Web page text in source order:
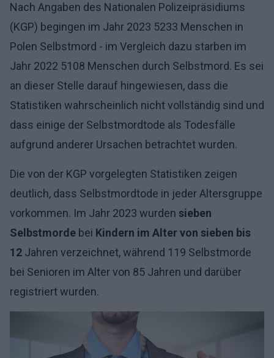
Nach Angaben des Nationalen Polizeipräsidiums
(KGP) begingen im Jahr 2023 5233 Menschen in
Polen Selbstmord - im Vergleich dazu starben im
Jahr 2022 5108 Menschen durch Selbstmord. Es sei
an dieser Stelle darauf hingewiesen, dass die
Statistiken wahrscheinlich nicht vollständig sind und
dass einige der Selbstmordtode als Todesfälle
aufgrund anderer Ursachen betrachtet wurden.
Die von der KGP vorgelegten Statistiken zeigen
deutlich, dass Selbstmordtode in jeder Altersgruppe
vorkommen. Im Jahr 2023 wurden sieben
Selbstmorde bei Kindern im Alter von sieben bis
12 Jahren verzeichnet, während 119 Selbstmorde
bei Senioren im Alter von 85 Jahren und darüber
registriert wurden.